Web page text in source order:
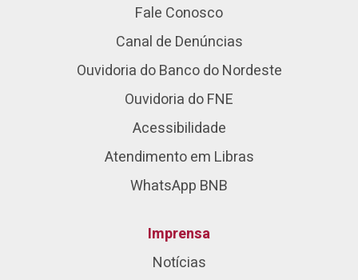
Fale Conosco
Canal de Denúncias
Ouvidoria do Banco do Nordeste
Ouvidoria do FNE
Acessibilidade
Atendimento em Libras
WhatsApp BNB
Imprensa
Notícias